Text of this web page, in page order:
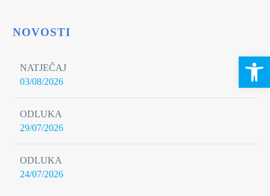
NOVOSTI
NATJEČAJ
03/08/2026
ODLUKA
29/07/2026
ODLUKA
24/07/2026